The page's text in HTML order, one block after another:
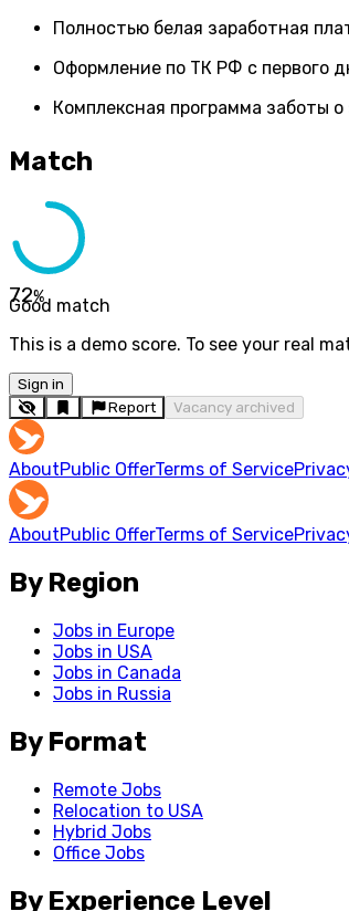
Полностью белая заработная
Оформление по ТК РФ с первого
Комплексная программа заботы
Match
72%
Good match
This is a demo score. To see your real
Sign in
Report
Vacancy archived
AboutPublic OfferTerms of Service
AboutPublic OfferTerms of Service
By Region
Jobs in Europe
Jobs in USA
Jobs in Canada
Jobs in Russia
By Format
Remote Jobs
Relocation to USA
Hybrid Jobs
Office Jobs
By Experience Level